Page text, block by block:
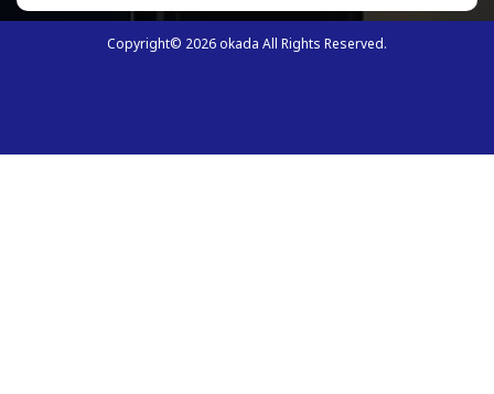
Copyright© 2026okada All Rights Reserved.